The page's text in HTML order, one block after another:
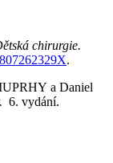
chirurgie.
.
a Daniel
6. vydání.